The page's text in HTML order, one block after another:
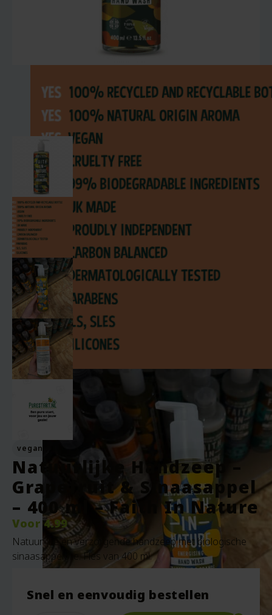
vegan
Natuurlijke Handzeep –
Grapefruit & Sinaasappel
– 400 ml – Faith In Nature
Voor4.99
Natuurlijke en verzorgende handzeep met biologische
sinaasappelolie. Fles van 400 ml.
Snel en eenvoudig bestellen